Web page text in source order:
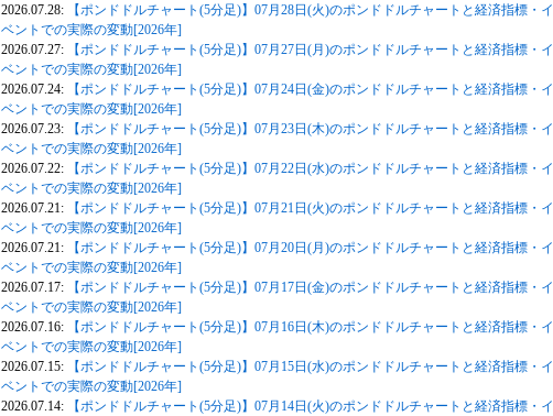
2026.07.28:
【ポンドドルチャート(5分足)】07月28日(火)のポンドドルチャートと経済指標・イ
ベントでの実際の変動[2026年]
2026.07.27:
【ポンドドルチャート(5分足)】07月27日(月)のポンドドルチャートと経済指標・イ
ベントでの実際の変動[2026年]
2026.07.24:
【ポンドドルチャート(5分足)】07月24日(金)のポンドドルチャートと経済指標・イ
ベントでの実際の変動[2026年]
2026.07.23:
【ポンドドルチャート(5分足)】07月23日(木)のポンドドルチャートと経済指標・イ
ベントでの実際の変動[2026年]
2026.07.22:
【ポンドドルチャート(5分足)】07月22日(水)のポンドドルチャートと経済指標・イ
ベントでの実際の変動[2026年]
2026.07.21:
【ポンドドルチャート(5分足)】07月21日(火)のポンドドルチャートと経済指標・イ
ベントでの実際の変動[2026年]
2026.07.21:
【ポンドドルチャート(5分足)】07月20日(月)のポンドドルチャートと経済指標・イ
ベントでの実際の変動[2026年]
2026.07.17:
【ポンドドルチャート(5分足)】07月17日(金)のポンドドルチャートと経済指標・イ
ベントでの実際の変動[2026年]
2026.07.16:
【ポンドドルチャート(5分足)】07月16日(木)のポンドドルチャートと経済指標・イ
ベントでの実際の変動[2026年]
2026.07.15:
【ポンドドルチャート(5分足)】07月15日(水)のポンドドルチャートと経済指標・イ
ベントでの実際の変動[2026年]
2026.07.14:
【ポンドドルチャート(5分足)】07月14日(火)のポンドドルチャートと経済指標・イ